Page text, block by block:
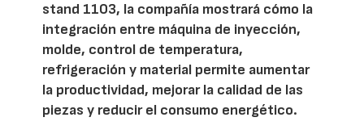
stand 1103, la compañía mostrará cómo la
integración entre máquina de inyección,
molde, control de temperatura,
refrigeración y material permite aumentar
la productividad, mejorar la calidad de las
piezas y reducir el consumo energético.